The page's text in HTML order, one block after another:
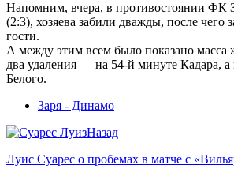
Напомним, вчера, в противостоянии
(2:3), хозяева забили дважды, после чего
гости.
А между этим всем было показано масса
два удаления — на 54-й минуте Кадара,
Белого.
Заря - Динамо
Назад
Луис Суарес о пробемах в матче с